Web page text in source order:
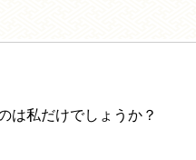
は私だけでしょうか？